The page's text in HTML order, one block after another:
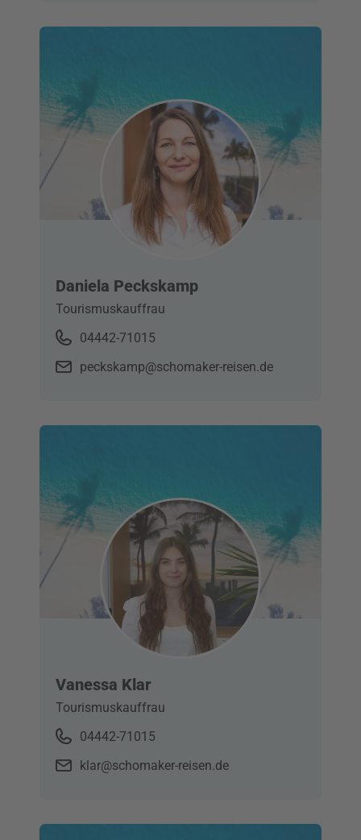
Daniela Peckskamp
Tourismuskauffrau
04442-71015
peckskamp@schomaker-reisen.de
Vanessa Klar
Tourismuskauffrau
04442-71015
klar@schomaker-reisen.de